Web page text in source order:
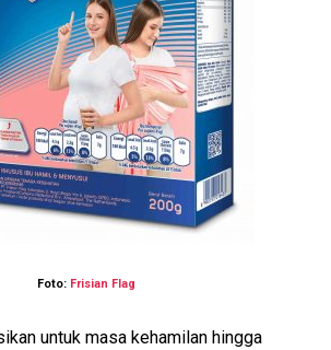
Foto: Frisian Flag
untuk masa kehamilan hingga